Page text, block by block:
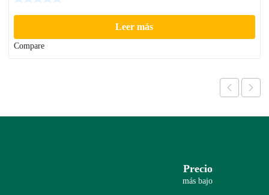
Leer más
Compare
Precio
más bajo